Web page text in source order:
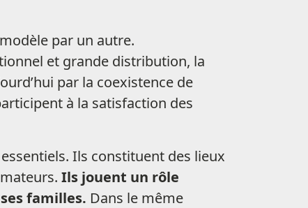
par un autre.
et grande distribution, la
par la coexistence de
à la satisfaction des
Ils constituent des lieux
Ils jouent un rôle
familles. Dans le même